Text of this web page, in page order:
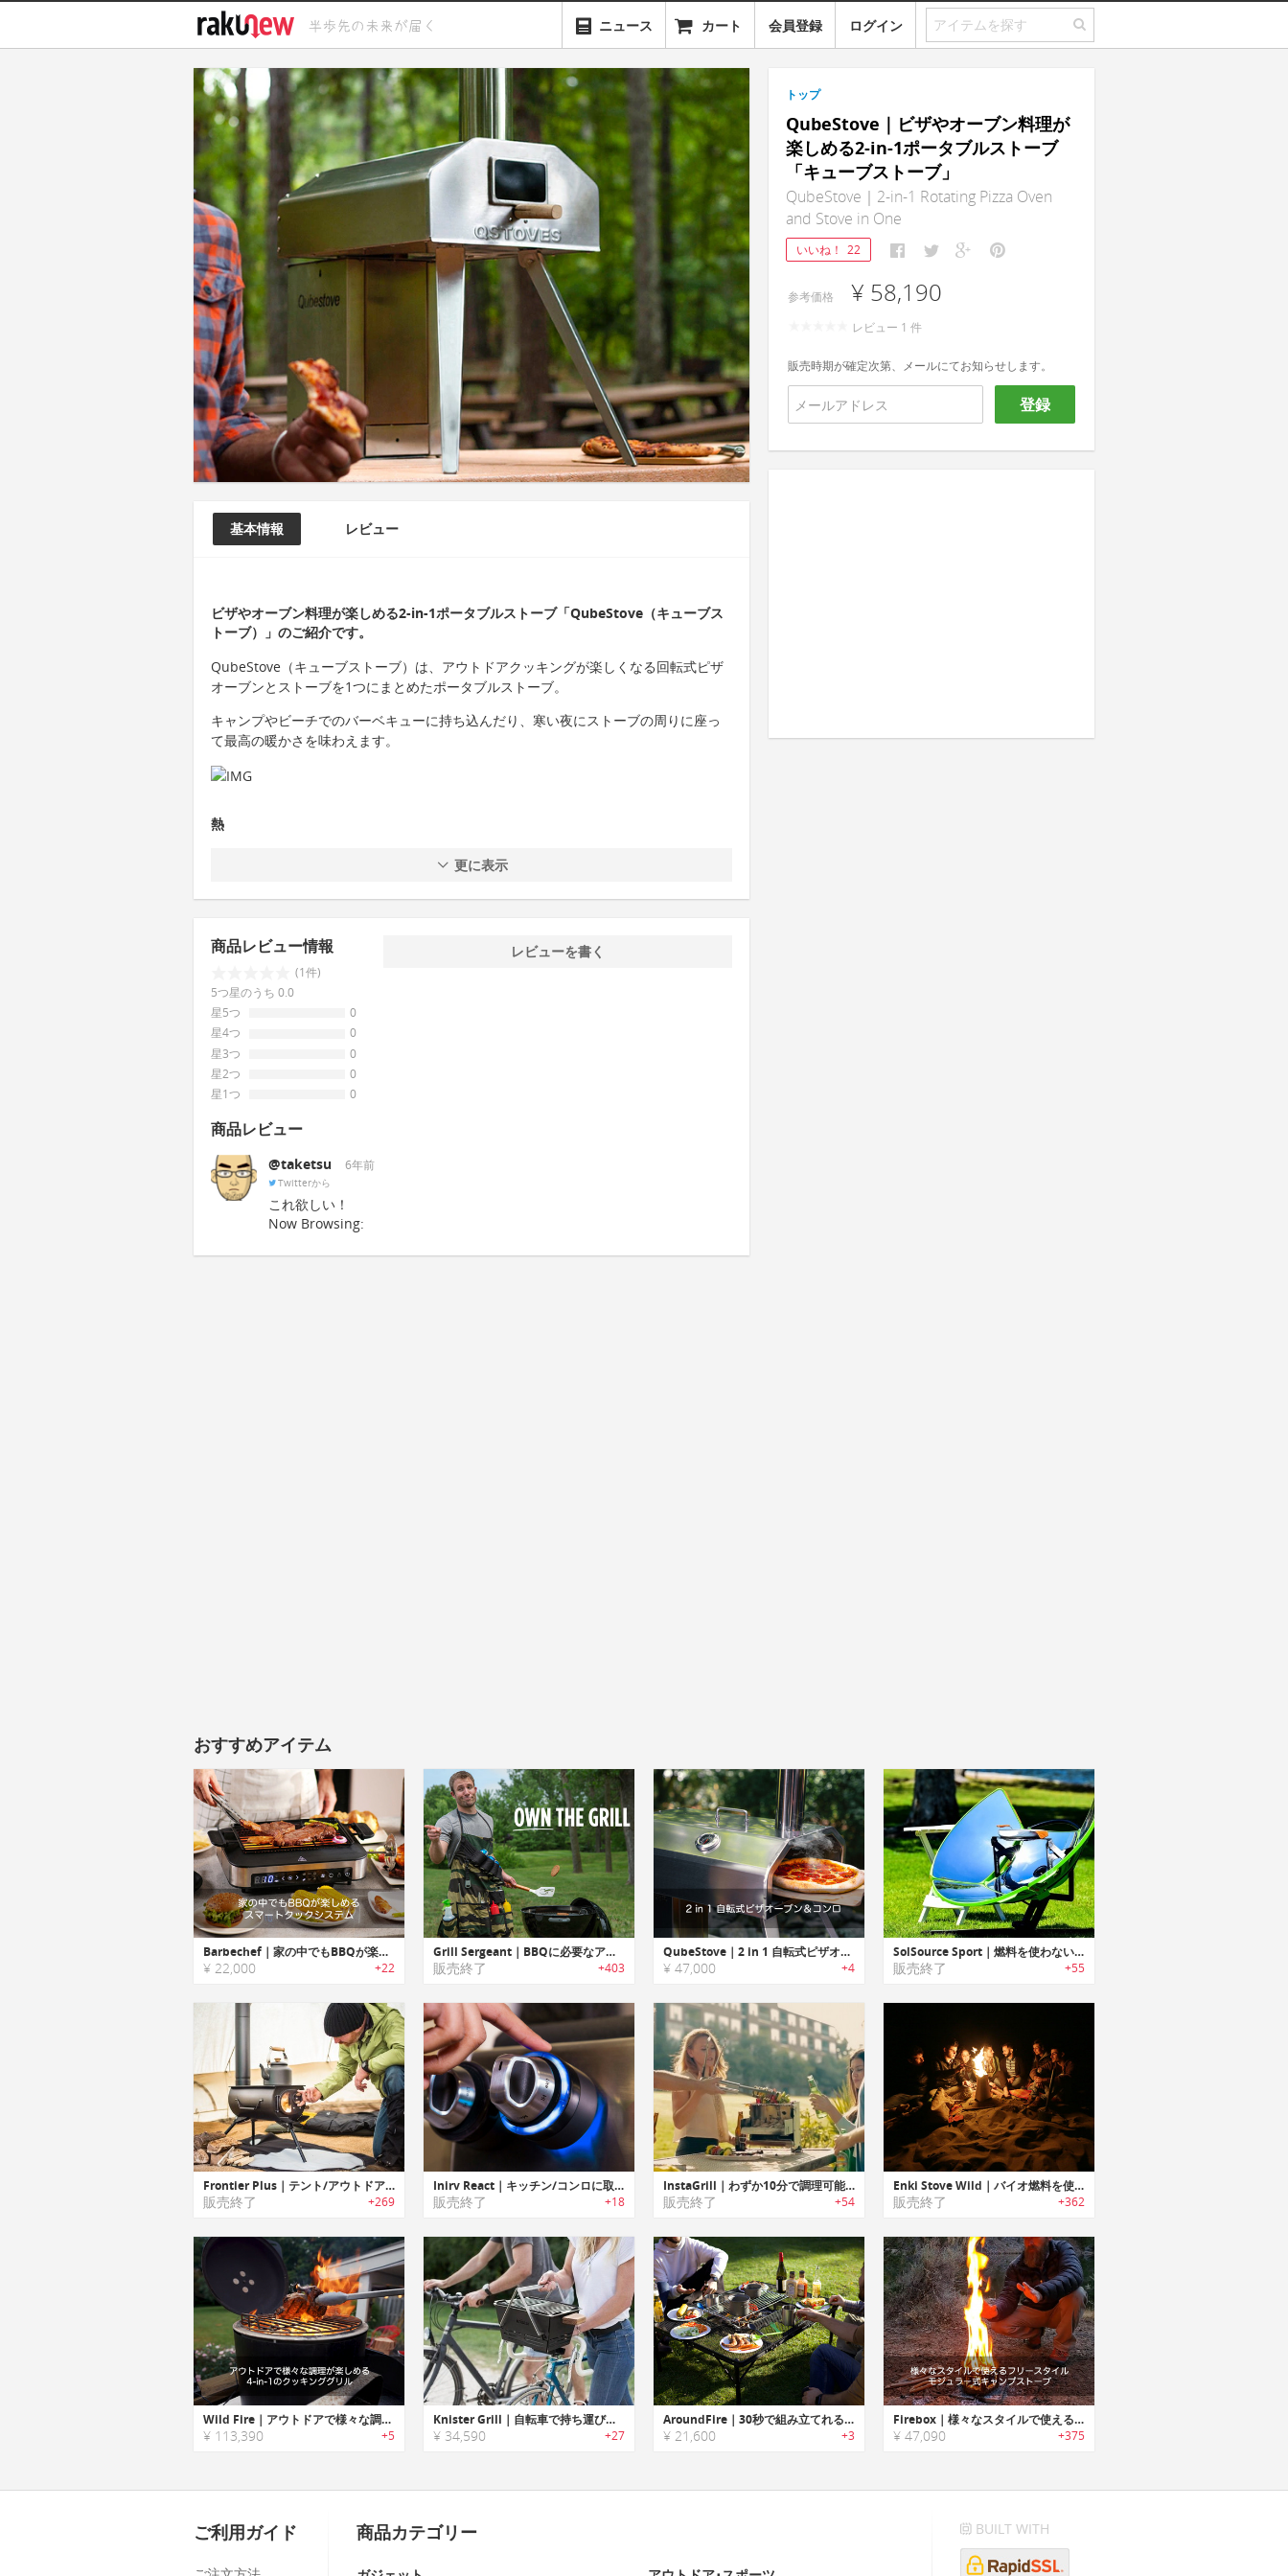
ニュース カート 会員登録 ログイン
基本情報 レビュー
ビザやオーブン料理が楽しめる2-in-1ポータブルストーブ「QubeStove（キューブス
トーブ）」のご紹介です。
QubeStove（キューブストーブ）は、アウトドアクッキングが楽しくなる回転式ピザ
オーブンとストーブを1つにまとめたポータブルストーブ。
キャンプやビーチでのバーベキューに持ち込んだり、寒い夜にストーブの周りに座っ
て最高の暖かさを味わえます。
熱
更に表示
商品レビュー情報
(1件)
5つ星のうち 0.0
星5つ
0
星4つ
0
星3つ
0
星2つ
0
星1つ
0
レビューを書く
商品レビュー
@taketsu 6年前
Twitterから
これ欲しい！
Now Browsing:
トップ
QubeStove｜ビザやオーブン料理が
楽しめる2-in-1ポータブルストーブ
「キューブストーブ」
QubeStove｜2-in-1 Rotating Pizza Oven
and Stove in One
いいね！ 22
参考価格 ¥ 58,190
レビュー 1 件
販売時期が確定次第、メールにてお知らせします。
登録
おすすめアイテム
Barbechef｜家の中でもBBQが楽しめるスマートクックシステム「バーベシェフ」
¥ 22,000 +22
Grill Sergeant｜BBQに必要なアイテムを持ち運び可能なエプロン「グリルサージェント」
販売終了 +403
QubeStove｜2 in 1 自転式ピザオーブン＆コンロ「キューブストーブ」
¥ 47,000 +4
SolSource Sport｜燃料を使わないポータブルソーラーパワーグリル「ソルソーススポーツ」
販売終了 +55
Frontier Plus｜テント/アウトドアに最適なポータブルウッドストーブ「フロンティアプラス」
販売終了 +269
Inirv React｜キッチン/コンロに取り付けて火事を未然に防ぐスマートデバイス「イナーブリアクト」
販売終了 +18
InstaGrill｜わずか10分で調理可能なコンパクトBBQグリル「インスタグリル」
販売終了 +54
Enki Stove Wild｜バイオ燃料を使用するキャンプストーブ「エンキストーブワイルド」
販売終了 +362
Wild Fire｜アウトドアで様々な調理が楽しめる4-in-1のクッキンググリル「ワイルドファイア」
¥ 113,390 +5
Knister Grill｜自転車で持ち運び可能なポータブルBBQグリル「クニスターグリル」
¥ 34,590 +27
AroundFire｜30秒で組み立てれる、超軽量アウトドアテーブル
¥ 21,600 +3
Firebox｜様々なスタイルで使えるフリースタイルモジュラー式キャンプストーブ「ファイヤーボックス」
¥ 47,090 +375
ご利用ガイド 商品カテゴリー BUILT WITH